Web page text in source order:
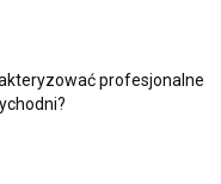
profesjonalne